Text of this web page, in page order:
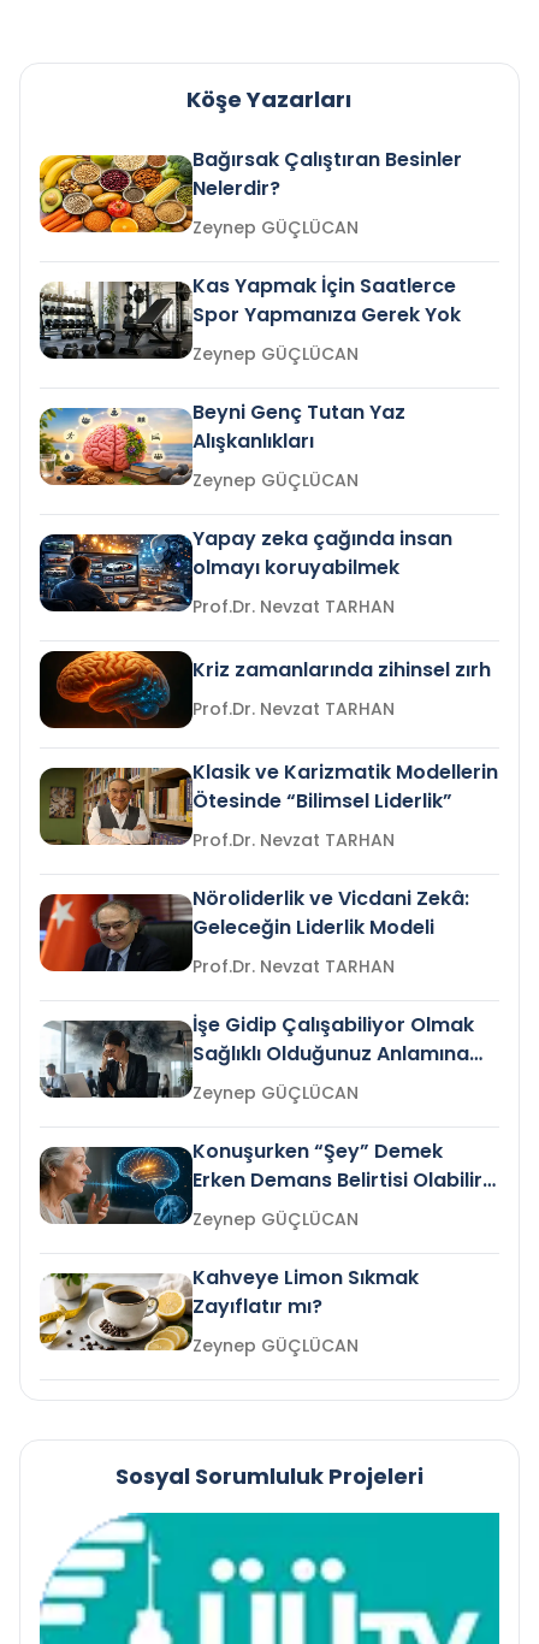
Köşe Yazarları
Bağırsak Çalıştıran Besinler
Nelerdir?
Zeynep GÜÇLÜCAN
Kas Yapmak İçin Saatlerce
Spor Yapmanıza Gerek Yok
Zeynep GÜÇLÜCAN
Beyni Genç Tutan Yaz
Alışkanlıkları
Zeynep GÜÇLÜCAN
Yapay zeka çağında insan
olmayı koruyabilmek
Prof.Dr. Nevzat TARHAN
Kriz zamanlarında zihinsel zırh
Prof.Dr. Nevzat TARHAN
Klasik ve Karizmatik Modellerin
Ötesinde “Bilimsel Liderlik”
Prof.Dr. Nevzat TARHAN
Nöroliderlik ve Vicdani Zekâ:
Geleceğin Liderlik Modeli
Prof.Dr. Nevzat TARHAN
İşe Gidip Çalışabiliyor Olmak
Sağlıklı Olduğunuz Anlamına
Gelir mi?Zeynep GÜÇLÜCAN
Konuşurken “Şey” Demek
Erken Demans Belirtisi Olabilir
mi?
Zeynep GÜÇLÜCAN
Kahveye Limon Sıkmak
Zayıflatır mı?
Zeynep GÜÇLÜCAN
Sosyal Sorumluluk Projeleri